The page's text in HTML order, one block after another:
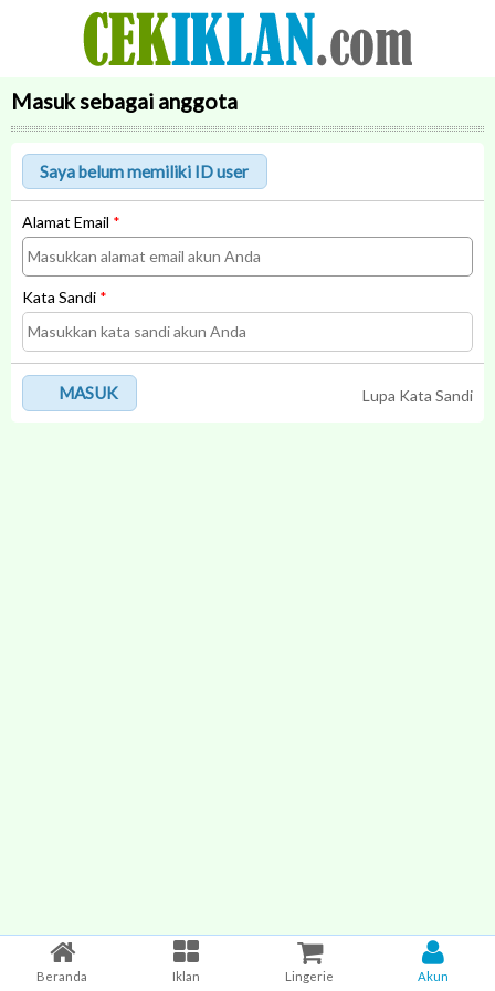
Masuk sebagai anggota
Alamat Email *
Kata Sandi *
Lupa Kata Sandi
MASUK
Beranda Iklan Lingerie Akun